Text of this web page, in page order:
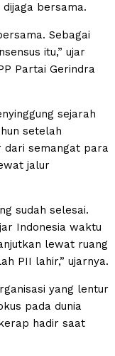
bersama.
Sebagai
itu,” ujar
Partai Gerindra
sejarah
setelah
dari semangat para
jalur
sudah selesai.
Indonesia waktu
lewat ruang
PII lahir,” ujarnya.
yang lentur
pada dunia
hadir saat